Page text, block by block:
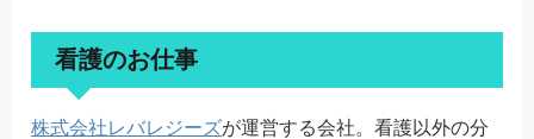
看護のお仕事
株式会社レバレジーズが運営する会社。看護以外の分